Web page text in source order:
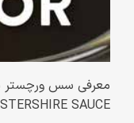
SAUCE)